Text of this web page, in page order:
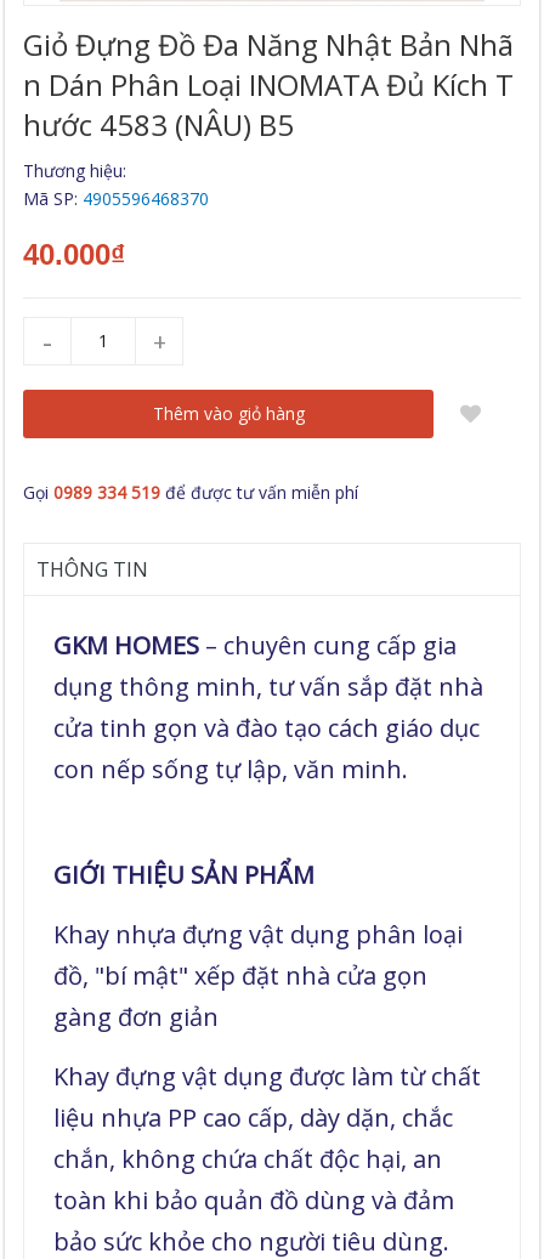
Giỏ Đựng Đồ Đa Năng Nhật Bản Nhã
N Dán Phân Loại INOMATA Đủ Kích T
Hước 4583 (NÂU) B5
Thương hiệu:
Mã SP: 4905596468370
40.000₫
- +
Thêm vào giỏ hàng
Gọi0989 334 519 để được tư vấn miễn phí
THÔNG TIN
GKM HOMES – chuyên cung cấp gia
dụng thông minh, tư vấn sắp đặt nhà
cửa tinh gọn và đào tạo cách giáo dục
con nếp sống tự lập, văn minh.
GIỚI THIỆU SẢN PHẨM
Khay nhựa đựng vật dụng phân loại
đồ, "bí mật" xếp đặt nhà cửa gọn
gàng đơn giản
Khay đựng vật dụng được làm từ chất
liệu nhựa PP cao cấp, dày dặn, chắc
chắn, không chứa chất độc hại, an
toàn khi bảo quản đồ dùng và đảm
bảo sức khỏe cho người tiêu dùng.